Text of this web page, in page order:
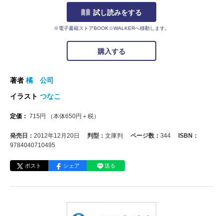
試し読みをする
※電子書籍ストアBOOK☆WALKERへ移動します。
購入する
著者 橘 公司
イラスト つなこ
定価： 715 円 （本体650円＋税）
発売日： 2012年12月20日 判型： 文庫判 ページ数： 344
ISBN：
9784040710495
ポスト シェア 送る